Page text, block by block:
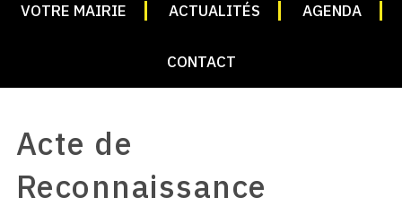
VOTRE MAIRIE ACTUALITÉS AGENDA
CONTACT
Acte de
Reconnaissance